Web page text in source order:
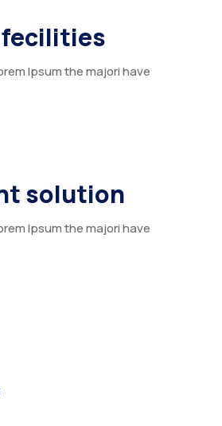
fecilities
Ipsum the majori have
solution
Ipsum the majori have